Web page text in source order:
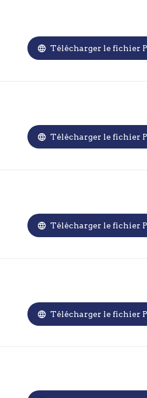
 Télécharger le fichier
 Télécharger le fichier
 Télécharger le fichier
 Télécharger le fichier